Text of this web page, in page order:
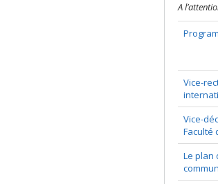
A
Vice-
Vice-
Faculté
Le plan